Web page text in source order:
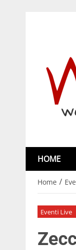
HOME
Home /
Eventi Live